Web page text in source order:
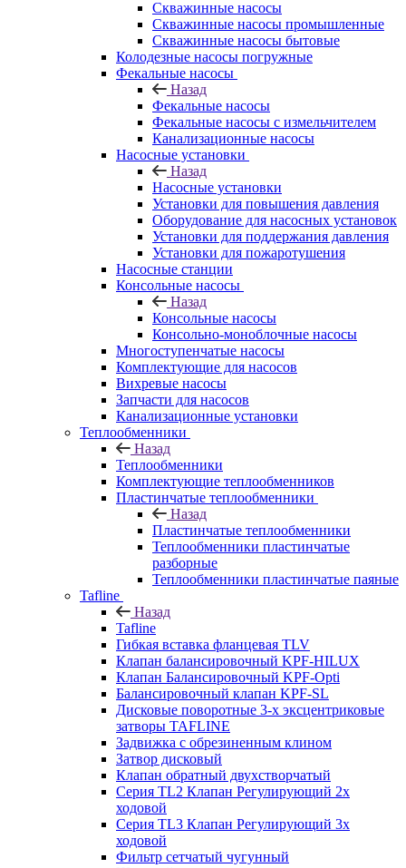
Скважинные насосы
Скважинные насосы промышленные
Скважинные насосы бытовые
Колодезные насосы погружные
Фекальные насосы
Назад
Фекальные насосы
Фекальные насосы с измельчителем
Канализационные насосы
Насосные установки
Назад
Насосные установки
Установки для повышения давления
Оборудование для насосных установок
Установки для поддержания давления
Установки для пожаротушения
Насосные станции
Консольные насосы
Назад
Консольные насосы
Консольно-моноблочные насосы
Многоступенчатые насосы
Комплектующие для насосов
Вихревые насосы
Запчасти для насосов
Канализационные установки
Теплообменники
Назад
Теплообменники
Комплектующие теплообменников
Пластинчатые теплообменники
Назад
Пластинчатые теплообменники
Теплообменники пластинчатые
разборные
Теплообменники пластинчатые паяные
Tafline
Назад
Tafline
Гибкая вставка фланцевая TLV
Клапан балансировочный KPF-HILUX
Клапан Балансировочный KPF-Opti
Балансировочный клапан KPF-SL
Дисковые поворотные 3-х эксцентриковые
затворы TAFLINE
Задвижка с обрезиненным клином
Затвор дисковый
Клапан обратный двухстворчатый
Серия TL2 Клапан Регулирующий 2х
ходовой
Серия TL3 Клапан Регулирующий 3х
ходовой
Фильтр сетчатый чугунный